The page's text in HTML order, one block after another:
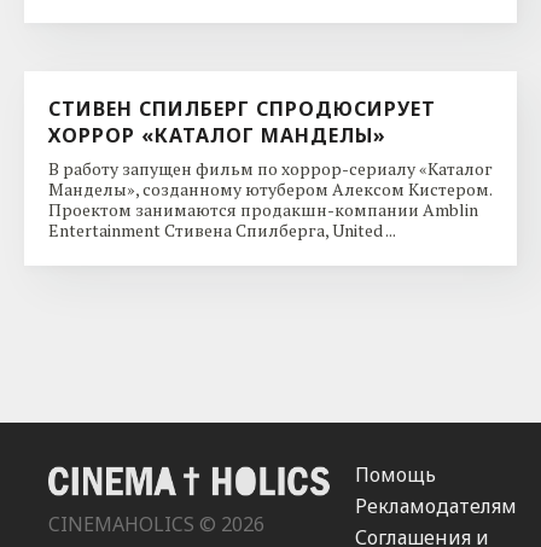
СТИВЕН СПИЛБЕРГ СПРОДЮСИРУЕТ
ХОРРОР «КАТАЛОГ МАНДЕЛЫ»
В работу запущен фильм по хоррор-сериалу «Каталог
Манделы», созданному ютубером Алексом Кистером.
Проектом занимаются продакшн-компании Amblin
Entertainment Стивена Спилберга, United ...
CINEMAHOLICS © 2026
Помощь
Рекламодателям
Соглашения и